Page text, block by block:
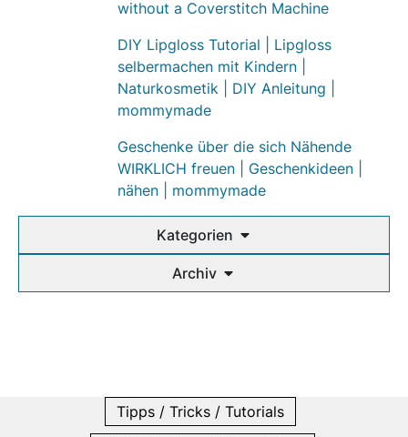
without a Coverstitch Machine
DIY Lipgloss Tutorial | Lipgloss
selbermachen mit Kindern |
Naturkosmetik | DIY Anleitung |
mommymade
Geschenke über die sich Nähende
WIRKLICH freuen | Geschenkideen |
nähen | mommymade
Kategorien
Archiv
Tipps / Tricks / Tutorials